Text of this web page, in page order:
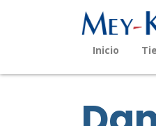
Inicio